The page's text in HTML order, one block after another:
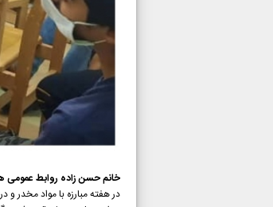
خانم حسن زاده روابط عمومی
در هفته مبارزه با مواد مخدر و در تاریخ 8 تیرماه خانم واحدی همیار کوشای شهرستان برای 16 نفر نوجوان در کتابخانه عمومی